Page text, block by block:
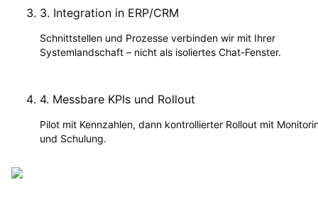
3. Integration in ERP/CRM
Schnittstellen und Prozesse verbinden wir mit Ihrer
Systemlandschaft – nicht als isoliertes Chat-Fenster.
4. Messbare KPIs und Rollout
Pilot mit Kennzahlen, dann kontrollierter Rollout mit
und Schulung.